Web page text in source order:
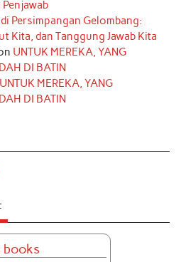
Persimpangan Gelombang:
Kita, dan Tanggung Jawab Kita
UNTUK MEREKA, YANG
DI BATIN
UNTUK MEREKA, YANG
DI BATIN
books